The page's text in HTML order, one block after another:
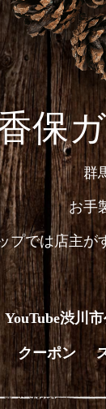
保
群
お手
プでは店主が
YouTube渋川
クーポン